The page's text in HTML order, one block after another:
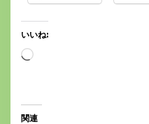
いいね:
読
中…
関連